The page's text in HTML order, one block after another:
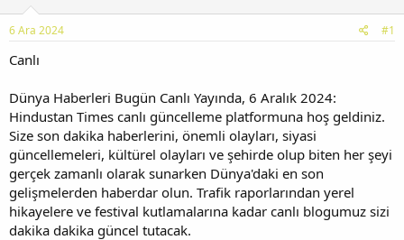
b
a
ş
t
a
n
r
h
i
6 Ara 2024 #1
Canlı
Dünya Haberleri Bugün Canlı Yayında, 6 Aralık 2024:
Hindustan Times canlı güncelleme platformuna hoş geldiniz.
Size son dakika haberlerini, önemli olayları, siyasi
güncellemeleri, kültürel olayları ve şehirde olup biten her şeyi
gerçek zamanlı olarak sunarken Dünya'daki en son
gelişmelerden haberdar olun. Trafik raporlarından yerel
hikayelere ve festival kutlamalarına kadar canlı blogumuz sizi
dakika dakika güncel tutacak.